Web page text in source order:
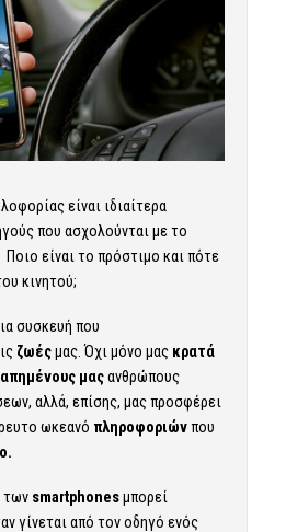
είναι ιδιαίτερα
που ασχολούνται με το
είναι το πρόστιμο και πότε
κινητού;
συσκευή που
ζωέςμας. Όχι μόνο μας κρατά
μαςανθρώπους
αλλά, επίσης, μας προσφέρει
ωκεανό πληροφοριώνπου
των smartphonesμπορεί
γίνεται από τον οδηγό ενός